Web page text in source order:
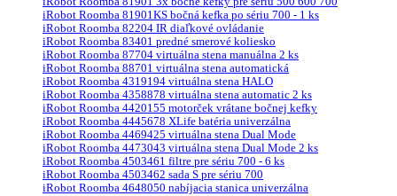
iRobot Roomba 81901KS bočná kefka po sériu 700 - 1 ks
iRobot Roomba 82204 IR diaľkové ovládanie
iRobot Roomba 83401 predné smerové koliesko
iRobot Roomba 87704 virtuálna stena manuálna 2 ks
iRobot Roomba 88701 virtuálna stena automatická
iRobot Roomba 4319194 virtuálna stena HALO
iRobot Roomba 4358878 virtuálna stena automatic 2 ks
iRobot Roomba 4420155 motorček vrátane bočnej kefky
iRobot Roomba 4445678 XLife batéria univerzálna
iRobot Roomba 4469425 virtuálna stena Dual Mode
iRobot Roomba 4473043 virtuálna stena Dual Mode 2 ks
iRobot Roomba 4503461 filtre pre sériu 700 - 6 ks
iRobot Roomba 4503462 sada S pre sériu 700
iRobot Roomba 4648050 nabíjacia stanica univerzálna